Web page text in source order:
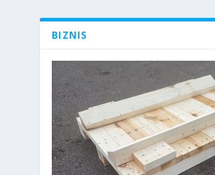
BIZNIS